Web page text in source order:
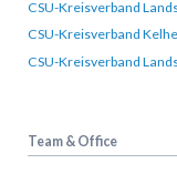
CSU-Kreisverband
CSU-Kreisverband
CSU-Kreisverband
Team & Office